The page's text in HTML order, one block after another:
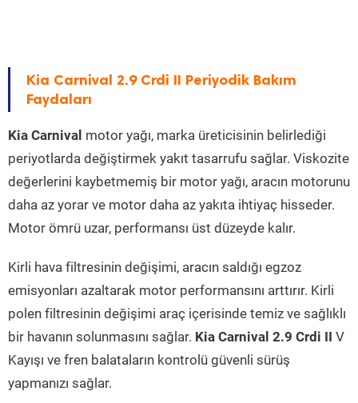
Kia Carnival 2.9 Crdi II Periyodik Bakım
Faydaları
Kia Carnival motor yağı, marka üreticisinin belirlediği
periyotlarda değiştirmek yakıt tasarrufu sağlar. Viskozite
değerlerini kaybetmemiş bir motor yağı, aracın motorunu
daha az yorar ve motor daha az yakıta ihtiyaç hisseder.
Motor ömrü uzar, performansı üst düzeyde kalır.
Kirli hava filtresinin değişimi, aracın saldığı egzoz
emisyonları azaltarak motor performansını arttırır. Kirli
polen filtresinin değişimi araç içerisinde temiz ve sağlıklı
bir havanın solunmasını sağlar. Kia Carnival 2.9 Crdi II V
Kayışı ve fren balataların kontrolü güvenli sürüş
yapmanızı sağlar.